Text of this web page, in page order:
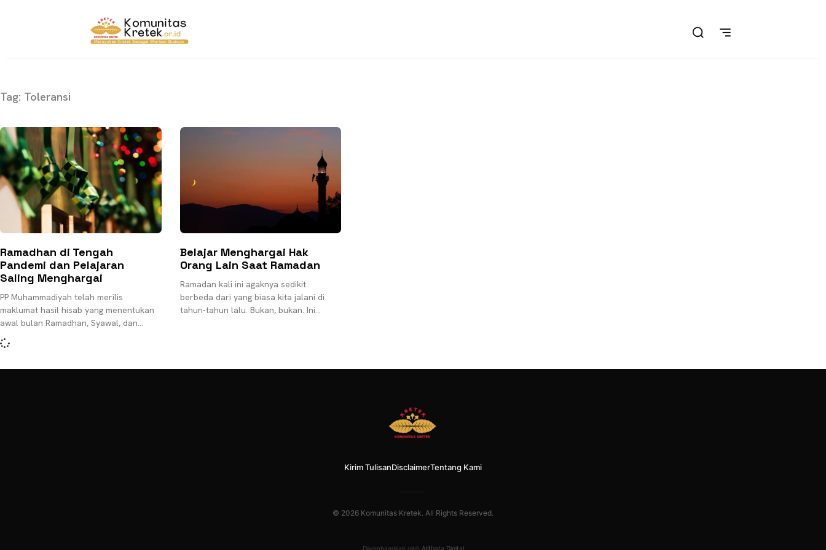
Tag: Toleransi
Ramadhan di Tengah
Pandemi dan Pelajaran
Saling Menghargai
PP Muhammadiyah telah merilis
maklumat hasil hisab yang menentukan
awal bulan Ramadhan, Syawal, dan
Zulhijjah 1441 H atau 2020 masehi. Awal
Ramadhan ditetapkan pada 24
Belajar Menghargai Hak
Orang Lain Saat Ramadan
Ramadan kali ini agaknya sedikit
berbeda dari yang biasa kita jalani di
tahun-tahun lalu. Bukan, bukan. Ini
Kirim TulisanDisclaimerTentang Kami
© 2026 Komunitas Kretek. All Rights Reserved.
Dikembangkan oleh Alifbata Digital